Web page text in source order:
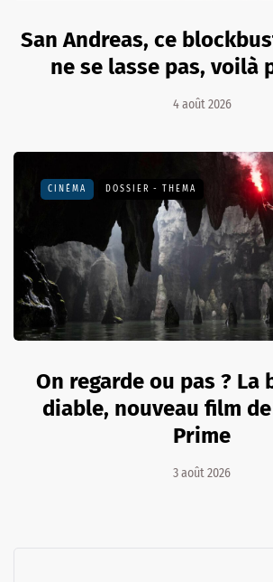
San Andreas, ce
ne se lasse pas, voilà
4 août 2026
CINÉMA DOSSIER - THEMA
On regarde ou pas ? La
diable, nouveau film
Prime
3 août 2026